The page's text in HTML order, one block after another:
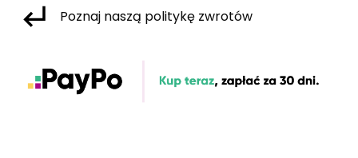
Poznaj naszą politykę zwrotów